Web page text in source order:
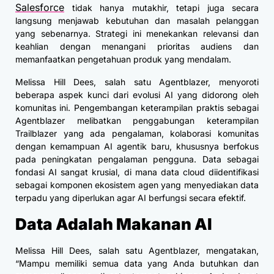
Salesforce tidak hanya mutakhir, tetapi juga secara
langsung menjawab kebutuhan dan masalah pelanggan
yang sebenarnya. Strategi ini menekankan relevansi dan
keahlian dengan menangani prioritas audiens dan
memanfaatkan pengetahuan produk yang mendalam.
Melissa Hill Dees, salah satu Agentblazer, menyoroti
beberapa aspek kunci dari evolusi AI yang didorong oleh
komunitas ini. Pengembangan keterampilan praktis sebagai
Agentblazer melibatkan penggabungan keterampilan
Trailblazer yang ada pengalaman, kolaborasi komunitas
dengan kemampuan AI agentik baru, khususnya berfokus
pada peningkatan pengalaman pengguna. Data sebagai
fondasi AI sangat krusial, di mana data cloud diidentifikasi
sebagai komponen ekosistem agen yang menyediakan data
terpadu yang diperlukan agar AI berfungsi secara efektif.
Data Adalah Makanan AI
Melissa Hill Dees, salah satu Agentblazer, mengatakan,
“Mampu memiliki semua data yang Anda butuhkan dan